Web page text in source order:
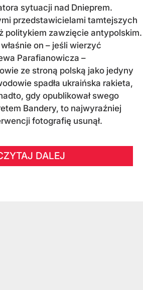
sytuacji nad Dnieprem.
przedstawicielami tamtejszych
politykiem zawzięcie antypolskim.
on – jeśli wierzyć
Parafianowicza –
ze stroną polską jako jedyny
spadła ukraińska rakieta,
gdy opublikował swego
Bandery, to najwyraźniej
fotografię usunął.
DALEJ